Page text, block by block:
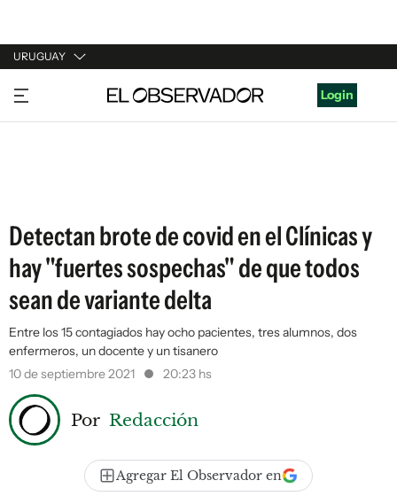
URUGUAY
URUGUAY
ARGENTINA
Login
Detectan brote de covid en el Clínicas y
hay "fuertes sospechas" de que todos
sean de variante delta
Entre los 15 contagiados hay ocho pacientes, tres alumnos, dos
enfermeros, un docente y un tisanero
10 de septiembre 2021
20:23 hs
Por Redacción
Agregar El Observador en